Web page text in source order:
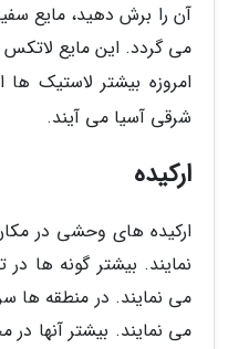
آن را برش دهید، مایع
می گردد. این مایع لاتکس
امروزه بیشتر لاستیک
شرقی آسیا می آیند.
ارکیده
ارکیده های وحشی در
نمایند. بیشتر گونه ها
می نمایند. در منطقه ها
می نمایند. بیشتر آنها